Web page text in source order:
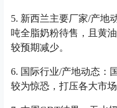
5. 新西兰主要厂家/产地
吨全脂奶粉待售，且黄
较预期减少。
6. 国际行业/产地动态：
较为惊恐，打压各大市场